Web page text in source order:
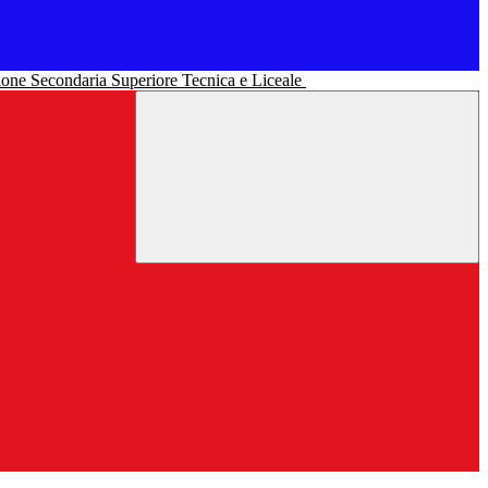
Secondaria Superiore Tecnica e Liceale